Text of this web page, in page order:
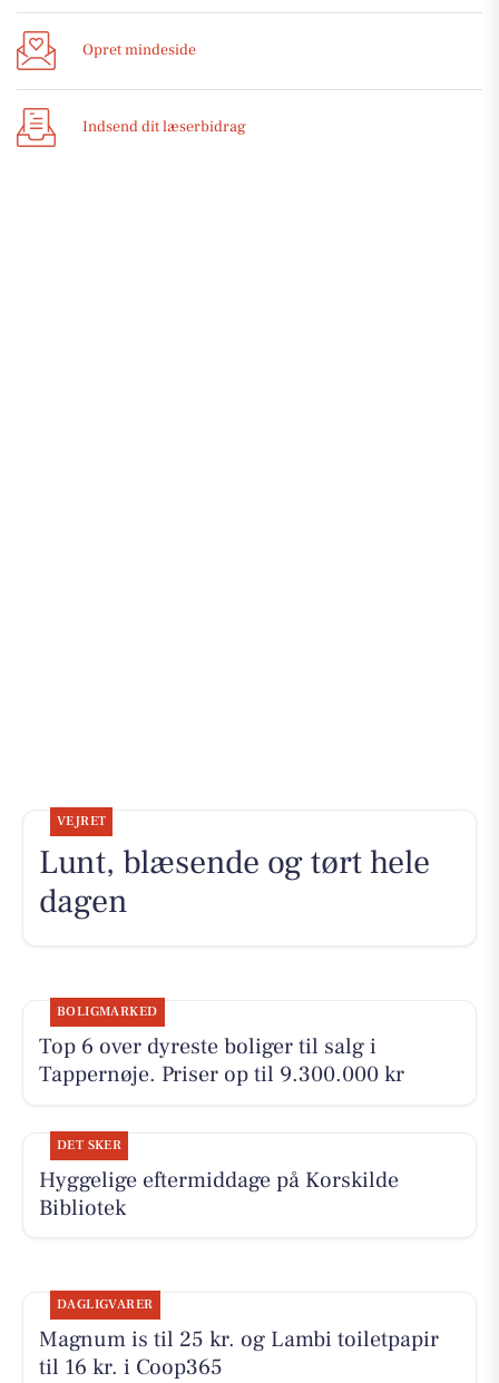
Opret mindeside
Indsend dit læserbidrag
VEJRET
Lunt, blæsende og tørt hele
dagen
BOLIGMARKED
Top 6 over dyreste boliger til salg i
Tappernøje. Priser op til 9.300.000 kr
DET SKER
Hyggelige eftermiddage på Korskilde
Bibliotek
DAGLIGVARER
Magnum is til 25 kr. og Lambi toiletpapir
til 16 kr. i Coop365